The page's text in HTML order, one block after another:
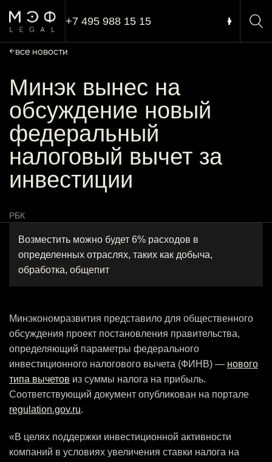
+7 495 988 15 15
все новости
Минэк вынес на
обсуждение новый
федеральный
налоговый вычет за
инвестиции
РБК
Возместить можно будет 6% расходов в
определенных отраслях, таких как добыча,
обработка, общепит
Минэкономразвития представило для общественного
обсуждения проект постановления правительства,
определяющий параметры федерального
инвестиционного налогового вычета (ФИНВ) — нового
типа вычетов из суммы налога на прибыль.
Соответствующий документ опубликован на портале
regulation.gov.ru.
«В целях поддержки инвестиционной активности
компаний в условиях увеличения ставки налога на